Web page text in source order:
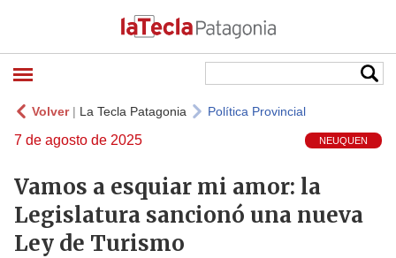
Volver| La Tecla Patagonia Política Provincial
7 de agosto de 2025 NEUQUEN
Vamos a esquiar mi amor: la
Legislatura sancionó una nueva
Ley de Turismo